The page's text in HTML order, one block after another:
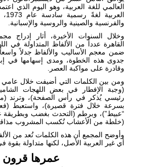
العالمي للغة العربية، وهو اليوم الذي
والفرنسية والصينية والروسية والإسبانية.
وخلال السنوات الأخيرة، أثار إدراج
القاهرة عدداً من الألفاظ المتداولة في
ضمن معجم الأساليب والألفاظ جدلاً
جدوى هذه الخطوة، ومدى إسهامها في
وقادرة على مواكبة العصر.
(وجبة الإفطار في بعض اللهجات
رئيسي يُذكر في رأس الصفحة)، وترند
بسرعة خلال فترة قصيرة)، واستعبط
“عبيط”)، وبرطم (التحدث بغضب وبطريقة
(خلطة من الأعشاب تُكسب المشروب مذاقاً
وأوضح المجمع أن هذه الكلمات تُعد من
أي غير العربية الأصل، لكنها متداولة بقوة
عمرها قرون